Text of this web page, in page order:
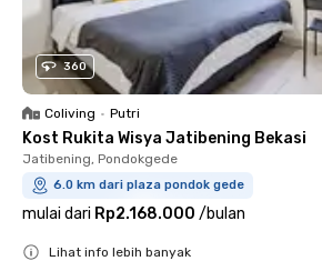
360
Coliving • Putri
Kost Rukita Wisya Jatibening Bekasi
Jatibening, Pondokgede
6.0 km dari plaza pondok gede
mulai dari Rp2.168.000 /bulan
Lihat info lebih banyak